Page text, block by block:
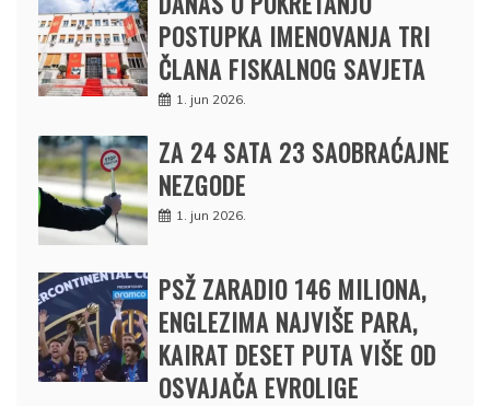
POSTUPKA IMENOVANJA TRI
ČLANA FISKALNOG SAVJETA
1. jun 2026.
ZA 24 SATA 23 SAOBRAĆAJNE
NEZGODE
1. jun 2026.
PSŽ ZARADIO 146 MILIONA,
ENGLEZIMA NAJVIŠE PARA,
KAIRAT DESET PUTA VIŠE OD
OSVAJAČA EVROLIGE